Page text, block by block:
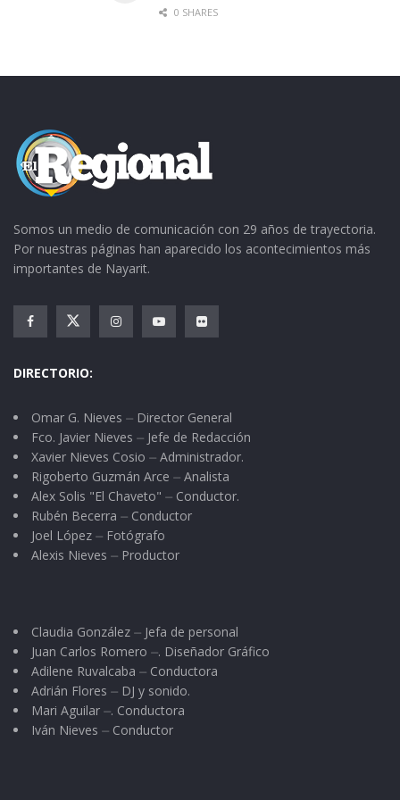
animalitos que teníamos; pero a partir de
muchísimo”.
circos grandes, pues al ya no utilizar sus
animales los tienen qué vender a precios
irrisorios, o en su caso donarlos a los
zoológicos.
“Nosotros – subraya – estamos en contra de
hubo consulta ciudadana. Ni a nosotros nos
tomaron en cuenta y lo aprobaron. Ahora los
que estamos siendo rechazados somos
nosotros. Pero si no hay animales, la gente no
va al circo”, puntualizó Israel.
0 SHARES
Somos un medio de comunicación con 29 años de trayectoria.
Por nuestras páginas han aparecido los acontecimientos más
importantes de Nayarit.
DIRECTORIO:
Omar G. Nieves ⏤ Director General
Fco. Javier Nieves ⏤ Jefe de Redacción
Xavier Nieves Cosio ⏤ Administrador.
Rigoberto Guzmán Arce ⏤ Analista
Alex Solis "El Chaveto" ⏤ Conductor.
Rubén Becerra ⏤ Conductor
Joel López ⏤ Fotógrafo
Alexis Nieves ⏤ Productor
Claudia González ⏤ Jefa de personal
Juan Carlos Romero ⏤. Diseñador Gráfico
Adilene Ruvalcaba ⏤ Conductora
Adrián Flores ⏤ DJ y sonido.
Mari Aguilar ⏤. Conductora
Iván Nieves ⏤ Conductor